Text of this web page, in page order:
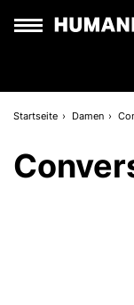
Startseite Damen